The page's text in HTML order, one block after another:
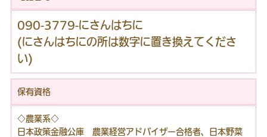
090-3779-にさんはちに
(にさんはちにの所は数字に置き換えてくださ
い)
保有資格
◇農業系◇
日本政策金融公庫 農業経営アドバイザー合格者、日本野菜